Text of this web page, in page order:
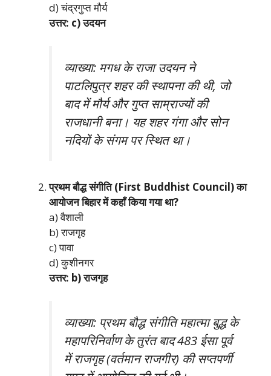
d) चंद्रगुप्त मौर्य
उत्तर: c) उदयन
व्याख्या: मगध के राजा उदयन ने
पाटलिपुत्र शहर की स्थापना की थी, जो
बाद में मौर्य और गुप्त साम्राज्यों की
राजधानी बना। यह शहर गंगा और सोन
नदियों के संगम पर स्थित था।
प्रथम बौद्ध संगीति (First Buddhist Council) का
आयोजन बिहार में कहाँ किया गया था?
a) वैशाली
b) राजगृह
c) पावा
d) कुशीनगर
उत्तर: b) राजगृह
व्याख्या: प्रथम बौद्ध संगीति महात्मा बुद्ध के
महापरिनिर्वाण के तुरंत बाद 483 ईसा पूर्व
में राजगृह (वर्तमान राजगीर) की सप्तपर्णी